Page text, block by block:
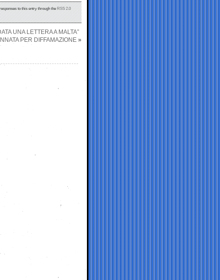
to this entry through theRSS 2.0
UNA LETTERA A MALTA”
PER DIFFAMAZIONE »